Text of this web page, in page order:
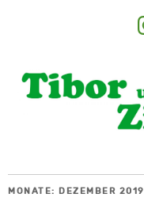
MONATE: DEZEMBER 2019